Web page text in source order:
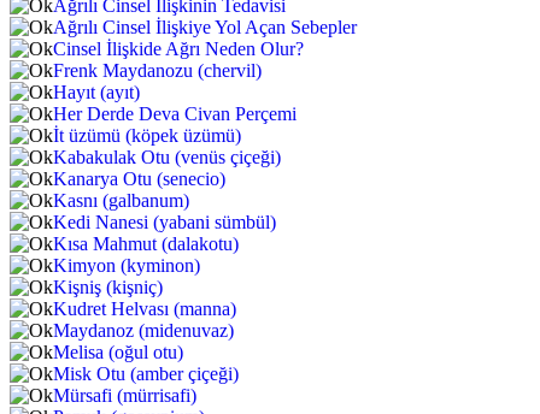
Ağrılı Cinsel İlişkinin Tedavisi
Ağrılı Cinsel İlişkiye Yol Açan Sebepler
Cinsel İlişkide Ağrı Neden Olur?
Frenk Maydanozu (chervil)
Hayıt (ayıt)
Her Derde Deva Civan Perçemi
İt üzümü (köpek üzümü)
Kabakulak Otu (venüs çiçeği)
Kanarya Otu (senecio)
Kasnı (galbanum)
Kedi Nanesi (yabani sümbül)
Kısa Mahmut (dalakotu)
Kimyon (kyminon)
Kişniş (kişniç)
Kudret Helvası (manna)
Maydanoz (midenuvaz)
Melisa (oğul otu)
Misk Otu (amber çiçeği)
Mürsafi (mürrisafi)